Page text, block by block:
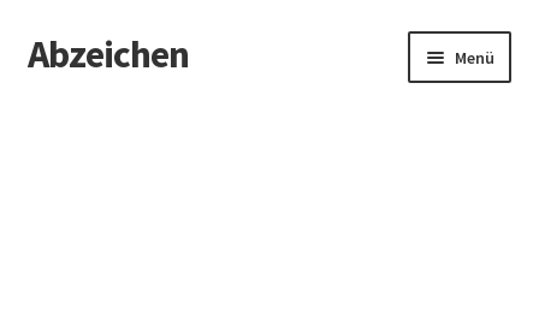
Zur
Navigation
Zum
Inhalt
Abzeichen Menü